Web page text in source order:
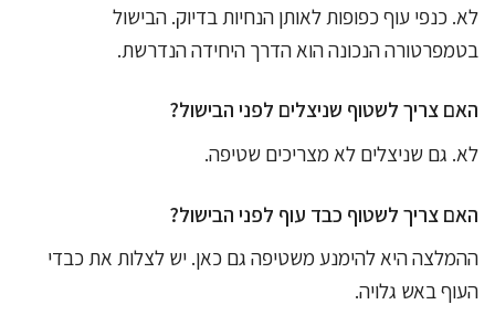
לא. כנפי עוף כפופות לאותן הנחיות בדיוק. הבישול
בטמפרטורה הנכונה הוא הדרך היחידה הנדרשת.
האם צריך לשטוף שניצלים לפני הבישול?
לא. גם שניצלים לא מצריכים שטיפה.
האם צריך לשטוף כבד עוף לפני הבישול?
ההמלצה היא להימנע משטיפה גם כאן. יש לצלות את כבדי
העוף באש גלויה.